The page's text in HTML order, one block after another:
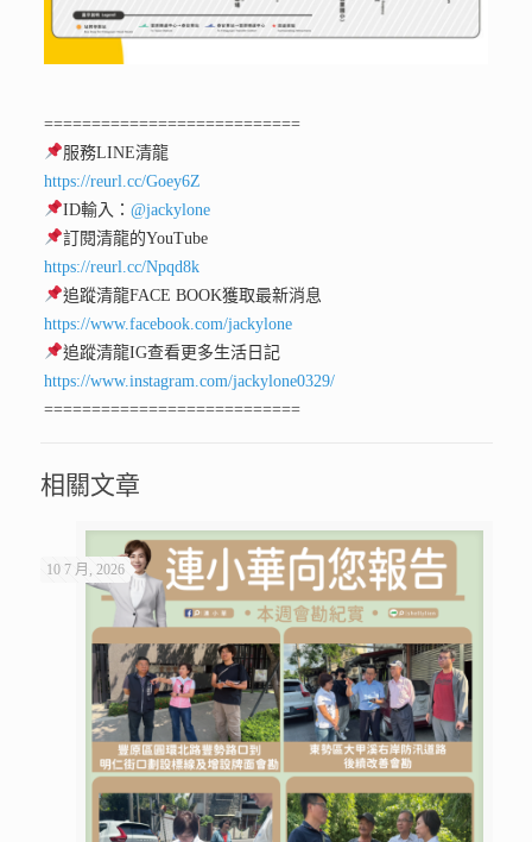
===========================
服務LINE清龍
https://reurl.cc/Goey6Z
ID輸入：@jackylone
訂閱清龍的YouTube
https://reurl.cc/Npqd8k
追蹤清龍FACE BOOK獲取最新消息
https://www.facebook.com/jackylone
追蹤清龍IG查看更多生活日記
https://www.instagram.com/jackylone0329/
===========================
相關文章
10 7 月, 2026